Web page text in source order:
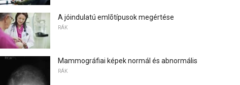
A jóindulatú emlõtípusok megértése
RÁK
Mammográfiai képek normál és abnormális
RÁK